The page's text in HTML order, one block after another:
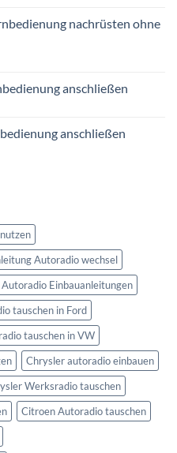
nachrüsten ohne
anschließen
anschließen
Autoradio wechsel
Einbauanleitungen
tauschen in Ford
tauschen in VW
Chrysler autoradio einbauen
Werksradio tauschen
Citroen Autoradio tauschen